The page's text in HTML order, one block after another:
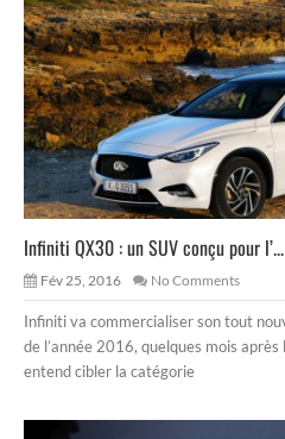
Infiniti QX30 : un SUV conçu pour l’...
Fév 25, 2016 No Comments
Infiniti va commercialiser son tout
de l’année 2016, quelques mois
entend cibler la catégorie